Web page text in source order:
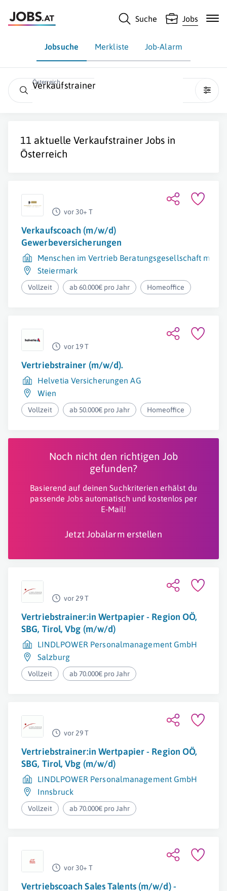
Suche Jobs
Jobsuche Merkliste Job-Alarm
Österreich
Verkaufstrainer
11 aktuelleVerkaufstrainerJobs in
Österreich
vor 30+ T
Verkaufscoach (m/w/d)
Gewerbeversicherungen
Menschen im Vertrieb Beratungsgesellschaft mbH
Steiermark
Vollzeit ab 60.000€ pro Jahr Homeoffice
vor 19 T
Vertriebstrainer (m/w/d).
Helvetia Versicherungen AG
Wien
Vollzeit ab 50.000€ pro Jahr Homeoffice
Noch nicht den richtigen Job
gefunden?
Basierend auf deinen Suchkriterien erhälst du
passende Jobs automatisch und kostenlos per
E-Mail!
Jetzt Jobalarm erstellen
vor 29 T
Vertriebstrainer:in Wertpapier - Region OÖ,
SBG, Tirol, Vbg (m/w/d)
LINDLPOWER Personalmanagement GmbH
Salzburg
Vollzeit ab 70.000€ pro Jahr
vor 29 T
Vertriebstrainer:in Wertpapier - Region OÖ,
SBG, Tirol, Vbg (m/w/d)
LINDLPOWER Personalmanagement GmbH
Innsbruck
Vollzeit ab 70.000€ pro Jahr
vor 30+ T
Vertriebscoach Sales Talents (m/w/d) -